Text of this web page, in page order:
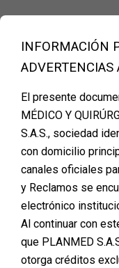
Financiación
– PLANMED
3
lista
tienen
INFORMACIÓN
El presente
MÉDICO Y
S.A.S., sociedad
con domicilio
canales oficiales
y Reclamos se
electrónico
Al continuar con
que PLANMED
otorga créditos